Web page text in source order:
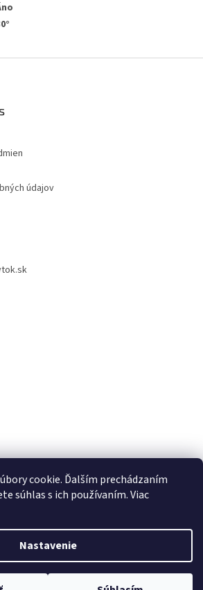
cookie. Ďalším prechádzaním
súhlas s ich používaním. Viac
Nastavenie
údajov
0KS / €0
Shoptet &